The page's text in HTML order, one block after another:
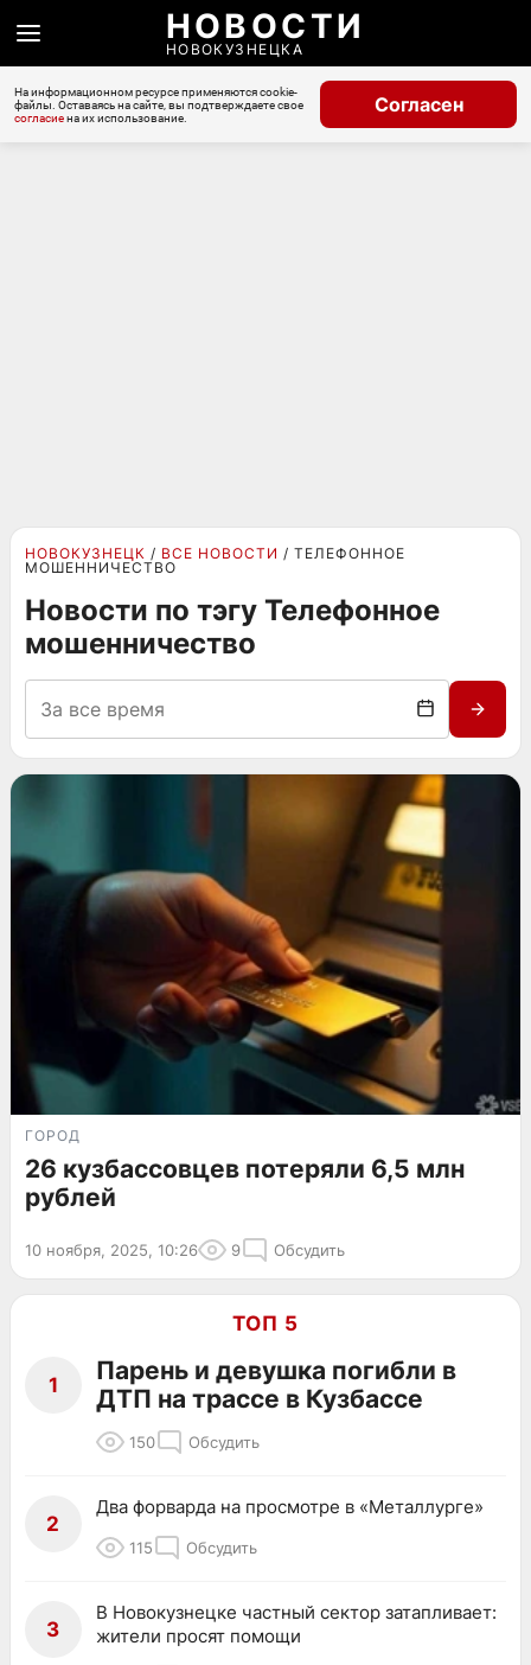
НОВОСТИ
НОВОКУЗНЕЦКА
На информационном ресурсе применяются cookie-
файлы. Оставаясь на сайте, вы подтверждаете свое
согласиена их использование.
Согласен
НОВОКУЗНЕЦК ВСЕ НОВОСТИ
ТЕЛЕФОННОЕ
МОШЕННИЧЕСТВО
Новости по тэгу Телефонное
мошенничество
ГОРОД
26 кузбассовцев потеряли 6,5 млн
рублей
10 ноября, 2025, 10:26 9 Обсудить
ТОП 5
1
Парень и девушка погибли в
ДТП на трассе в Кузбассе
150 Обсудить
2
Два форварда на просмотре в «Металлурге»
115 Обсудить
3
В Новокузнецке частный сектор затапливает:
жители просят помощи